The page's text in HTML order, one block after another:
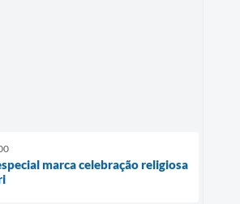
marca celebração religiosa